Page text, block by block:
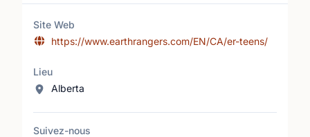
Site Web
https://www.earthrangers.com/EN/CA/er-teens/
Lieu
Alberta
Suivez-nous